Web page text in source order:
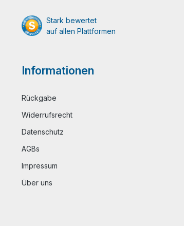
Stark bewertet
auf allen Plattformen
Informationen
Rückgabe
Widerrufsrecht
Datenschutz
AGBs
Impressum
Über uns